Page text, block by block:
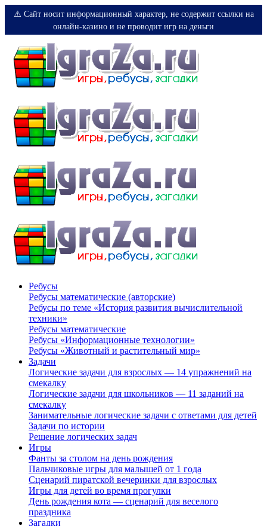
⚠️ Сайт носит информационный характер, не содержит ссылки на
онлайн-казино и не проводит игр на деньги
Ребусы
Ребусы математические (авторские)
Ребусы по теме «История развития вычислительной
техники»
Ребусы математические
Ребусы «Информационные технологии»
Ребусы «Животный и растительный мир»
Задачи
Логические задачи для взрослых — 14 упражнений на
смекалку
Логические задачи для школьников — 11 заданий на
смекалку
Занимательные логические задачи с ответами для детей
Задачи по истории
Решение логических задач
Игры
Фанты за столом на день рождения
Пальчиковые игры для малышей от 1 года
Сценарий пиратской вечеринки для взрослых
Игры для детей во время прогулки
День рождения кота — сценарий для веселого
праздника
Загадки